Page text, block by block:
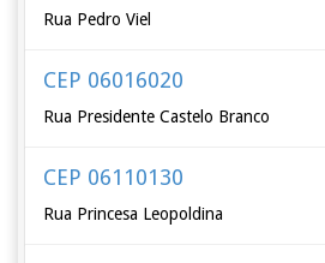
Rua Pedro Viel
CEP 06016020
Rua Presidente Castelo Branco
CEP 06110130
Rua Princesa Leopoldina